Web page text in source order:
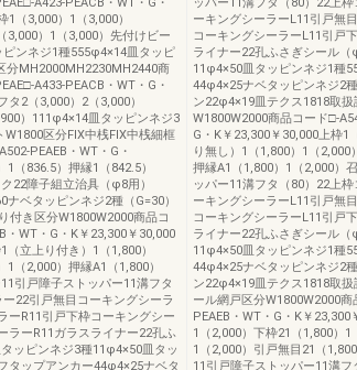
1（3,000）1（3,000）
3,000）1（3,000）先付けビー
ピンネジ1種555φ4×14皿タッピ
分MH2000MH2230MH2440商
A433-PEACB・WT・G・
タ2（3,000）2（3,000）
）111φ4×14皿タッピンネジ3
区分FIX中桟FIX中桟細框
PEAEB・WT・G・
（836.5）押縁1（842.5）
22障子組立治具（φ8用）
ベタッピンネジ2種（G=30）
付き区分W1800W2000商品コ
・WT・G・K￥23,300￥30,000
立上り付き）1（1,800）
（2,000）押縁A1（1,800）
引戸障子ストッパー11溝フタ
22引戸無目コーキングシーラ
ーR11引戸下枠コーキングシー
ラーR11ガラスライナー22孔ふ
ッピンネジ3種11φ4×50皿タッ
タップアンカー44φ4×25ナベタ
ーキングシーラーL11引戸無
コーキングシーラーL11引戸
ライナー22孔ふさぎシール
11φ4×50皿タッピンネジ1種
44φ4×25ナベタッピンネジ2
ン22φ4×19皿テクス1818取
W1800W2000商品コード□-
G・K￥23,300￥30,000上枠1
り無し）1（1,800）1（2,000
押縁A1（1,800）1（2,000）
ッパー11溝フタ（80）22上
ーキングシーラーL11引戸無
コーキングシーラーL11引戸
ライナー22孔ふさぎシール
11φ4×50皿タッピンネジ1種
44φ4×25ナベタッピンネジ2
ン22φ4×19皿テクス1818取
ール網戸区分W1800W2000
PEAEB・WT・G・K￥23,300
1（2,000）下枠21（1,800）1
1（2,000）引戸無目21（
11引戸障子ストッパー11溝